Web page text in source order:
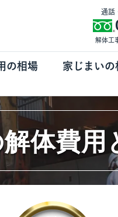
通話
解体工
の相場 家じまいの
体費用